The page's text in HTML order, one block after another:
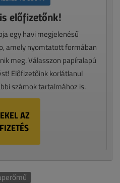
előfizetőnk!
egy havi megjelenésű
amely nyomtatott formában
meg. Válasszon papíralapú
Előfizetőink korlátlanul
számok tartalmához is.
AZ